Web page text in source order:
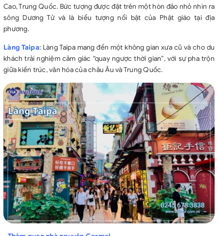
Cao, Trung Quốc. Bức tượng được đặt trên một hòn đảo nhỏ nhìn ra
sông Dương Tử và là biểu tượng nổi bật của Phật giáo tại địa
phương.
Làng Taipa: Làng Taipa mang đến một không gian xưa cũ và cho du
khách trải nghiệm cảm giác “quay ngược thời gian”, với sự pha trộn
giữa kiến trúc, văn hóa của châu Âu và Trung Quốc.